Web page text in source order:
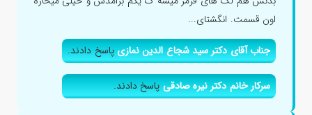
اون قسمت. انگشتای...
جناب آقای دکتر سید شجاع الدین نمازیپاسخ دادند.
سرکار خانم دکتر نیره صادقیپاسخ دادند.